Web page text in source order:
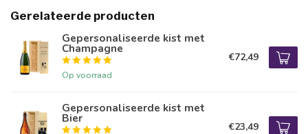
Gerelateerde producten
Gepersonaliseerde kist met
Champagne
Op voorraad
€72,49
Gepersonaliseerde kist met
Bier
€23,49